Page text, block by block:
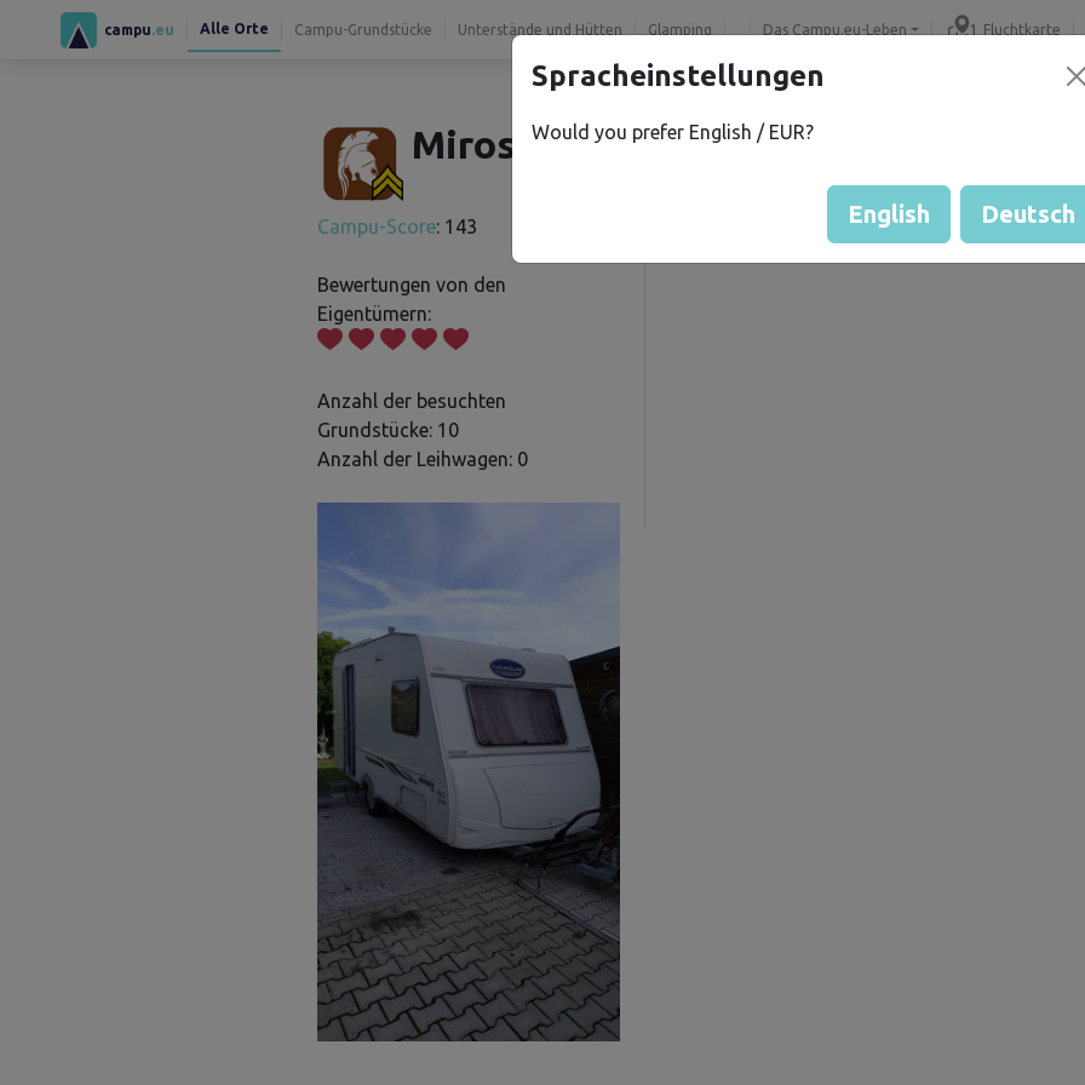
campu .eu Alle Orte Campu-Grundstücke Unterstände und Hütten Glamping Das Campu.eu-Leben Fluchtkarte
Miroslav K.
Campu-Score: 143
Bewertungen von den
Eigentümern:
Anzahl der besuchten
Grundstücke: 10
Anzahl der Leihwagen: 0
Gästebewertung durch
Bewertung der Grundstücke
Spracheinstellungen
Would you prefer English / EUR?
English Deutsch